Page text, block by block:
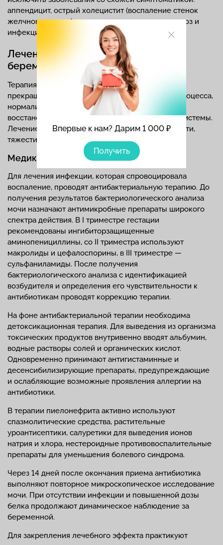
Впервые к нам? Дарим 1 000 ₽
Получить
аппендицит, острый холецистит (воспаление стенок
желчного пузыря), почечную колику, токсоплазмоз и
инфекции респираторного тракта.
Лечение пиелонефрита при
беременности
Терапия острого пиелонефрита направлена на
прекращение инфекционно-воспалительного процесса,
нормализация оттока мочи и ликвидацию застоя,
восстановление функций мочевыделительной системы.
Лечение подбирают с учетом срока беременности,
тяжести заболевания и наличия осложнений.
Медикаментозное лечение
Для лечения инфекции, которая спровоцировала
воспаление, проводят антибактериальную терапию. До
получения результатов бактериологического анализа
мочи назначают антимикробные препараты широкого
спектра действия. В I триместре гестации
рекомендованы ингибиторзащищенные
аминопенициллины, со II триместра используют
макролиды и цефалоспорины, в III триместре —
сульфаниламиды. После получения
бактериологического анализа с идентификацией
возбудителя и определения его чувствительности к
антибиотикам проводят коррекцию терапии.
На фоне антибактериальной терапии необходима
детоксикационная терапия. Для выведения из организма
токсических продуктов внутривенно вводят альбумин,
водные растворы солей и органических кислот.
Одновременно принимают антигистаминные и
десенсибилизирующие препараты, предупреждающие
и ослабляющие возможные проявления аллергии на
антибиотики.
В терапии пиелонефрита активно используют
спазмолитические средства, растительные
уроантисептики, салуретики для выведения ионов
натрия и хлора, нестероидные противовоспалительные
препараты для уменьшения болевого синдрома.
Через 14 дней после окончания приема антибиотика
выполняют повторное микроскопическое исследование
мочи. При отсутствии инфекции и повышенной дозы
белка продолжают динамическое наблюдение за
беременной.
Для закрепления лечебного эффекта практикуют